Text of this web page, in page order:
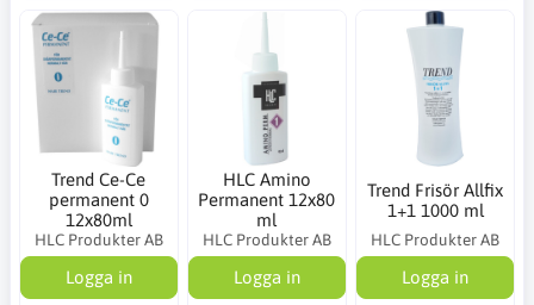
Trend Ce-Ce
permanent 0
12x80ml
HLC Produkter AB
Logga in
HLC Amino
Permanent 12x80
ml
HLC Produkter AB
Logga in
Trend Frisör Allfix
1+1 1000 ml
HLC Produkter AB
Logga in